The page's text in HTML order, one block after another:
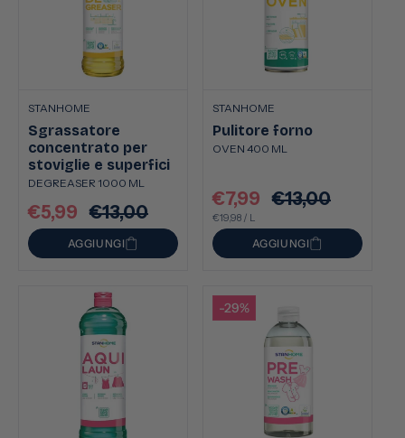
STANHOME
Sgrassatore
concentrato per
stoviglie e superfici
DEGREASER 1000 ML
Prezzo
scontato
€5,99
Prezzo
di
listino
€13,00
AGGIUNGI
STANHOME
Pulitore forno
OVEN 400 ML
Prezzo
scontato
€7,99
Prezzo
listino
€13,00
PREZZO
UNITARIO
€19,98 / PER
L
AGGIUNGI
-29%